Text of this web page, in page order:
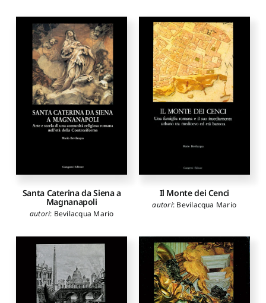
Santa Caterina da Siena a
Magnanapoli
autori: Bevilacqua Mario
Il Monte dei Cenci
autori: Bevilacqua Mario